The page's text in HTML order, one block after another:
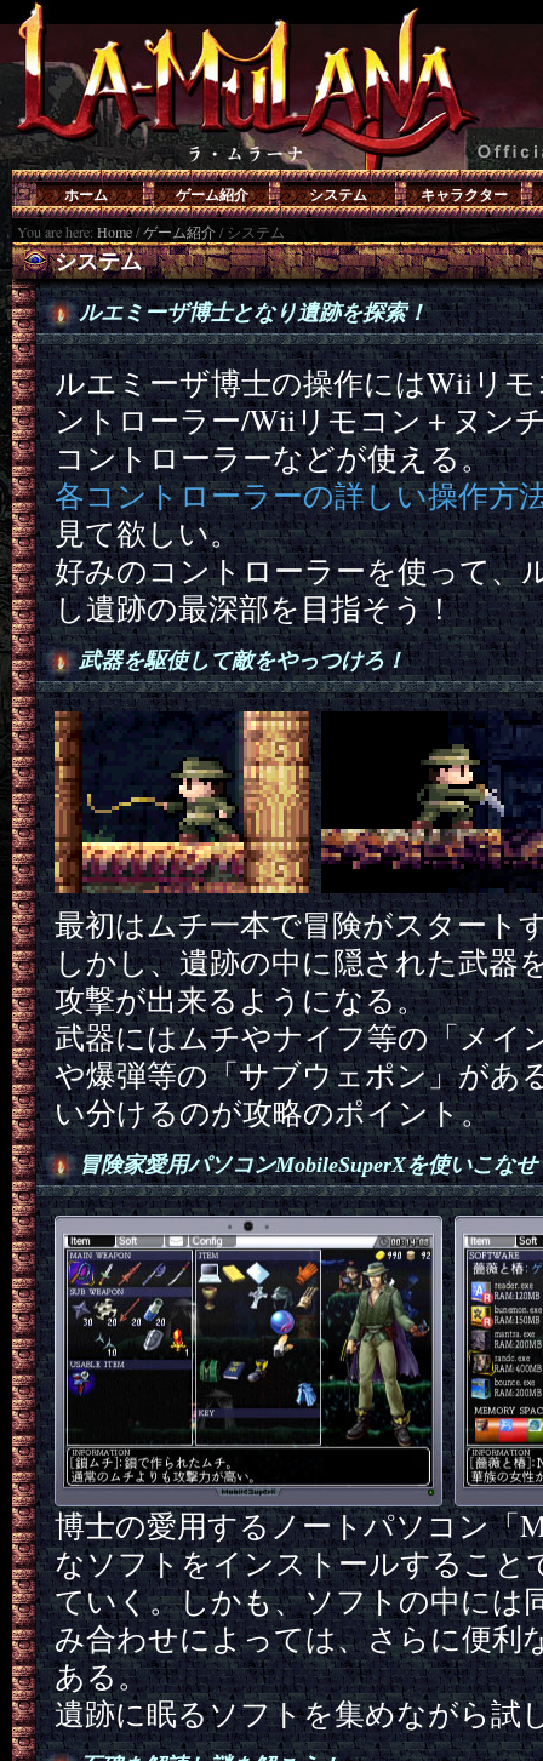
ホーム ゲーム紹介 システム キャラクター
You are here: Home/ゲーム紹介/システム
システム
ルエミーザ博士となり遺跡を探索！
ルエミーザ博士の操作にはWiiリ
ントローラー/Wiiリモコン＋ヌン
コントローラーなどが使える。
各コントローラーの詳しい操作方
見て欲しい。
好みのコントローラーを使って、
し遺跡の最深部を目指そう！
武器を駆使して敵をやっつけろ！
最初はムチ一本で冒険がスタート
しかし、遺跡の中に隠された武器
攻撃が出来るようになる。
武器にはムチやナイフ等の「メイ
や爆弾等の「サブウェポン」があ
い分けるのが攻略のポイント。
冒険家愛用パソコンMobileSuperXを使いこなせ
博士の愛用するノートパソコン「
なソフトをインストールすること
ていく。しかも、ソフトの中には
み合わせによっては、さらに便利
ある。
遺跡に眠るソフトを集めながら試